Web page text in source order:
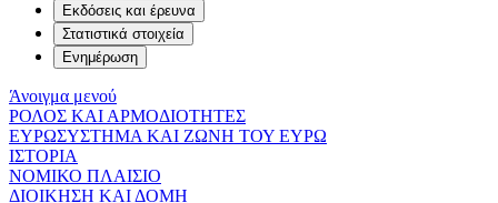
Εκδόσεις και έρευνα
Στατιστικά στοιχεία
Ενημέρωση
Άνοιγμα μενού
ΡΟΛΟΣ ΚΑΙ ΑΡΜΟΔΙΟΤΗΤΕΣ
ΕΥΡΩΣΥΣΤΗΜΑ ΚΑΙ ΖΩΝΗ ΤΟΥ ΕΥΡΩ
ΙΣΤΟΡΙΑ
ΝΟΜΙΚΟ ΠΛΑΙΣΙΟ
ΔΙΟΙΚΗΣΗ ΚΑΙ ΔΟΜΗ